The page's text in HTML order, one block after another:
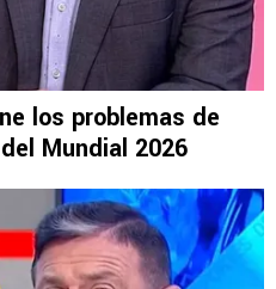
los problemas de
Mundial 2026